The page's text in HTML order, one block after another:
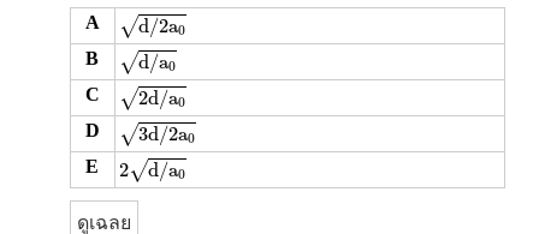
A √d/2a0
d/2a0
B √d/a0
d/a0
C √2d/a0
2d/a0
D √3d/2a0
3d/2a0
E 2√d/a0
2d/a0
ดูเฉลย